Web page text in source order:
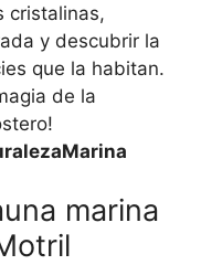
cristalinas,
y descubrir la
que la habitan.
de la
marina